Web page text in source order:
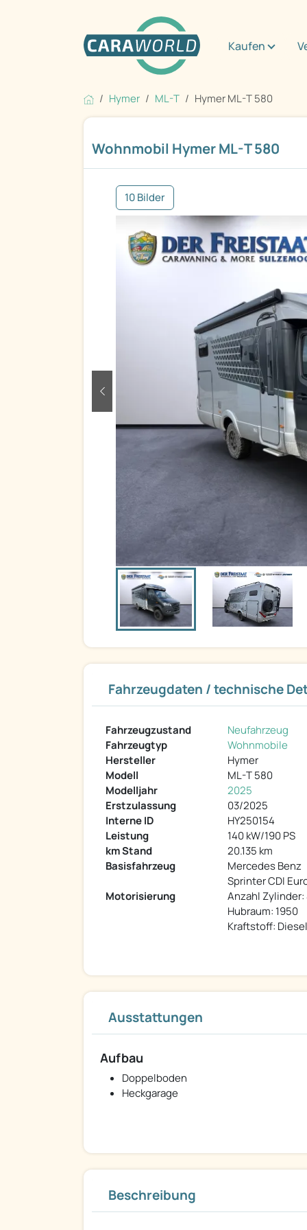
Kaufen
Hymer ML-T Hymer ML-T 580
Wohnmobil Hymer ML-T 580
10 Bilder
zurück
Fahrzeugdaten / technische
Fahrzeugzustand
Neufahrzeug
Fahrzeugtyp
Wohnmobile
Hersteller
Hymer
Modell
ML-T 580
Modelljahr
2025
Erstzulassung
03/2025
Interne ID
HY250154
Leistung
140 kW/190 PS
km Stand
20.135 km
Basisfahrzeug
Mercedes Benz
Sprinter CDI
Motorisierung
Anzahl Zylinder:
Hubraum: 1950
Kraftstoff: Diesel
Ausstattungen
Aufbau
Doppelboden
Heckgarage
Beschreibung